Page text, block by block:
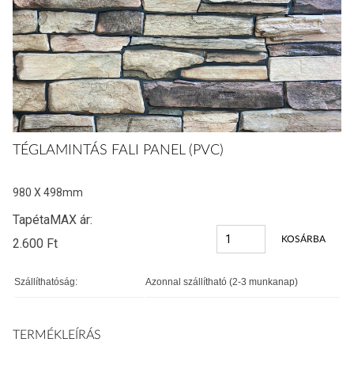
TÉGLAMINTÁS FALI PANEL (PVC)
980 X 498mm
TapétaMAX ár:
2.600 Ft KOSÁRBA
Szállíthatóság: Azonnal szállítható (2-3 munkanap)
TERMÉKLEÍRÁS